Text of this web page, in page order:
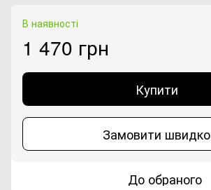
В наявності
1 470 грн
Купити
Замовити швидко
До обраного